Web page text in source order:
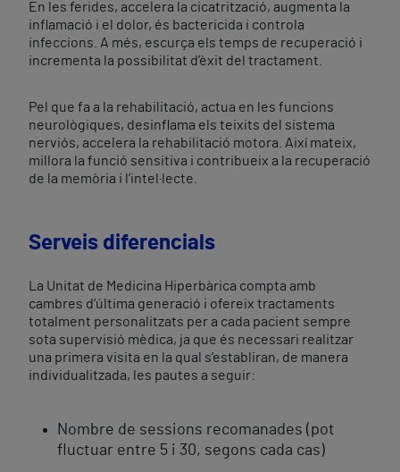
En les ferides, accelera la cicatrització, augmenta la
inflamació i el dolor, és bactericida i controla
infeccions. A més, escurça els temps de recuperació i
incrementa la possibilitat d’èxit del tractament.
Pel que fa a la rehabilitació, actua en les funcions
neurològiques, desinflama els teixits del sistema
nerviós, accelera la rehabilitació motora. Així mateix,
millora la funció sensitiva i contribueix a la recuperació
de la memòria i l’intel·lecte.
Serveis diferencials
La Unitat de Medicina Hiperbàrica compta amb
cambres d’última generació i ofereix tractaments
totalment personalitzats per a cada pacient sempre
sota supervisió mèdica, ja que és necessari realitzar
una primera visita en la qual s’establiran, de manera
individualitzada, les pautes a seguir:
Nombre de sessions recomanades (pot
fluctuar entre 5 i 30, segons cada cas)